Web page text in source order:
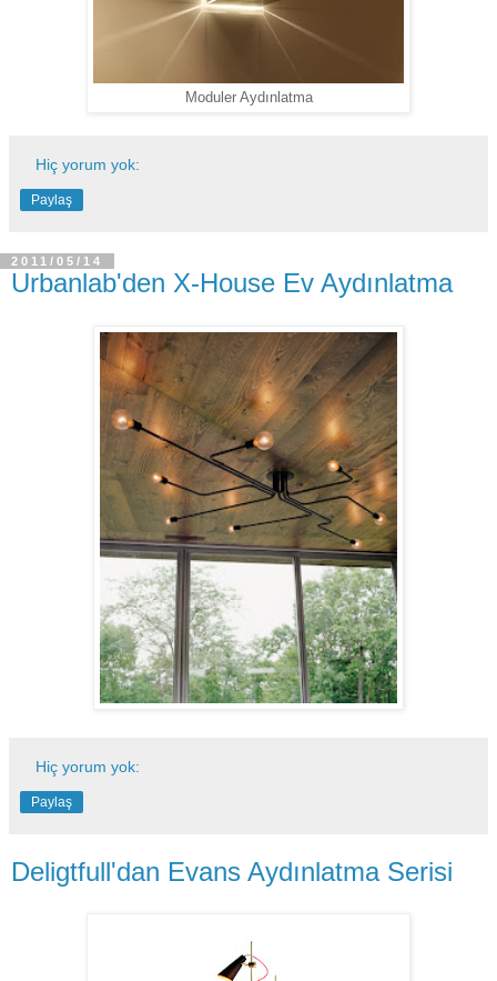
Moduler Aydınlatma
Hiç yorum yok:
Paylaş
2011/05/14
Urbanlab'den X-House Ev Aydınlatma
Hiç yorum yok:
Paylaş
Deligtfull'dan Evans Aydınlatma Serisi